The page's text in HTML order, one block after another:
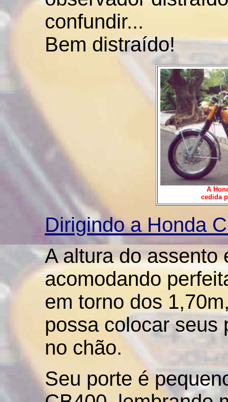
confundir...
Bem distraído!
A
cedida
Dirigindo a Honda
Aaltura do assento
acomodando
em torno dos
possa colocar seus
no chão.
Seu porte é